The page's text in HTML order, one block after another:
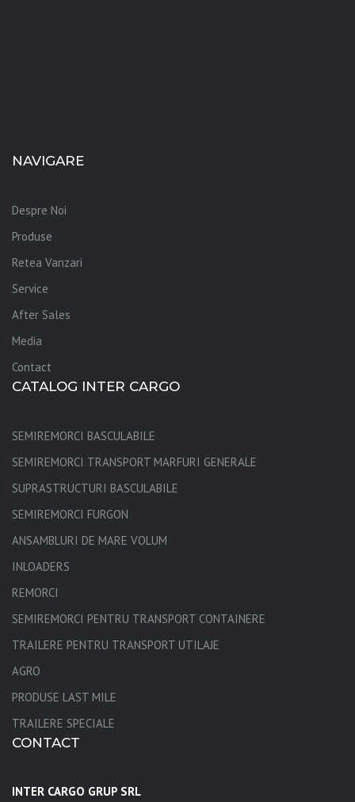
NAVIGARE
Despre Noi
Produse
Retea Vanzari
Service
After Sales
Media
Contact
CATALOG INTER CARGO
SEMIREMORCI BASCULABILE
SEMIREMORCI TRANSPORT MARFURI GENERALE
SUPRASTRUCTURI BASCULABILE
SEMIREMORCI FURGON
ANSAMBLURI DE MARE VOLUM
INLOADERS
REMORCI
SEMIREMORCI PENTRU TRANSPORT CONTAINERE
TRAILERE PENTRU TRANSPORT UTILAJE
AGRO
PRODUSE LAST MILE
TRAILERE SPECIALE
CONTACT
INTER CARGO GRUP SRL